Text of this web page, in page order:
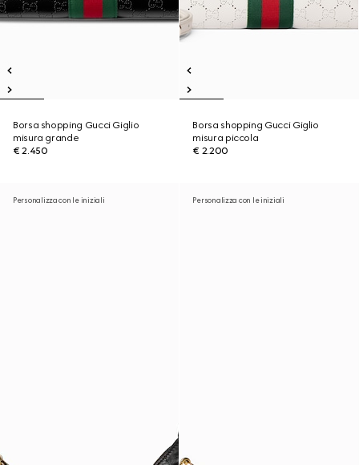
Borsa shopping Gucci Giglio
misura grande
€ 2.450
Borsa shopping Gucci Giglio
misura piccola
€ 2.200
Personalizza con le iniziali Personalizza con le iniziali